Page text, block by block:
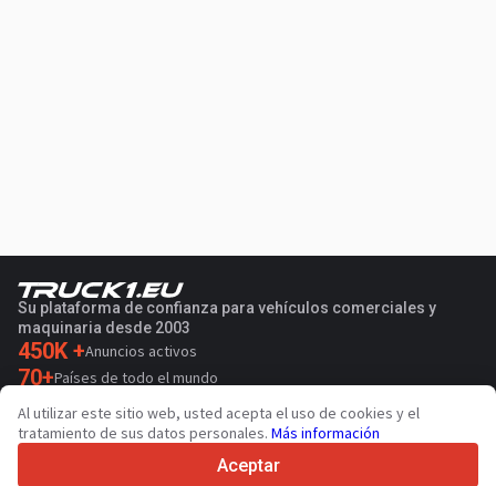
Su plataforma de confianza para vehículos comerciales y
maquinaria desde 2003
450K +Anuncios activos
70+Países de todo el mundo
36Idiomas admitidos
4.7/5
Al utilizar este sitio web, usted acepta el uso de cookies y el
tratamiento de sus datos personales. Más información
Aceptar